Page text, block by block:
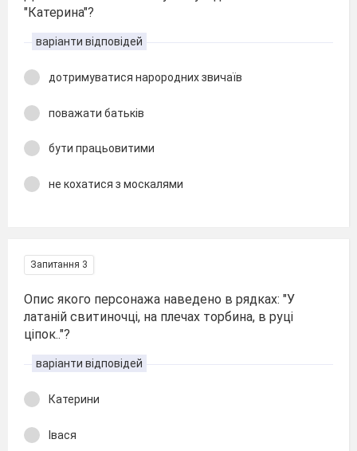
"Катерина"?
варіанти відповідей
дотримуватися нарородних звичаїв
поважати батьків
бути працьовитими
не кохатися з москалями
Запитання 3
Опис якого персонажа наведено в рядках: "У
латаній свитиночці, на плечах торбина, в руці
ціпок.."?
варіанти відповідей
Катерини
Івася